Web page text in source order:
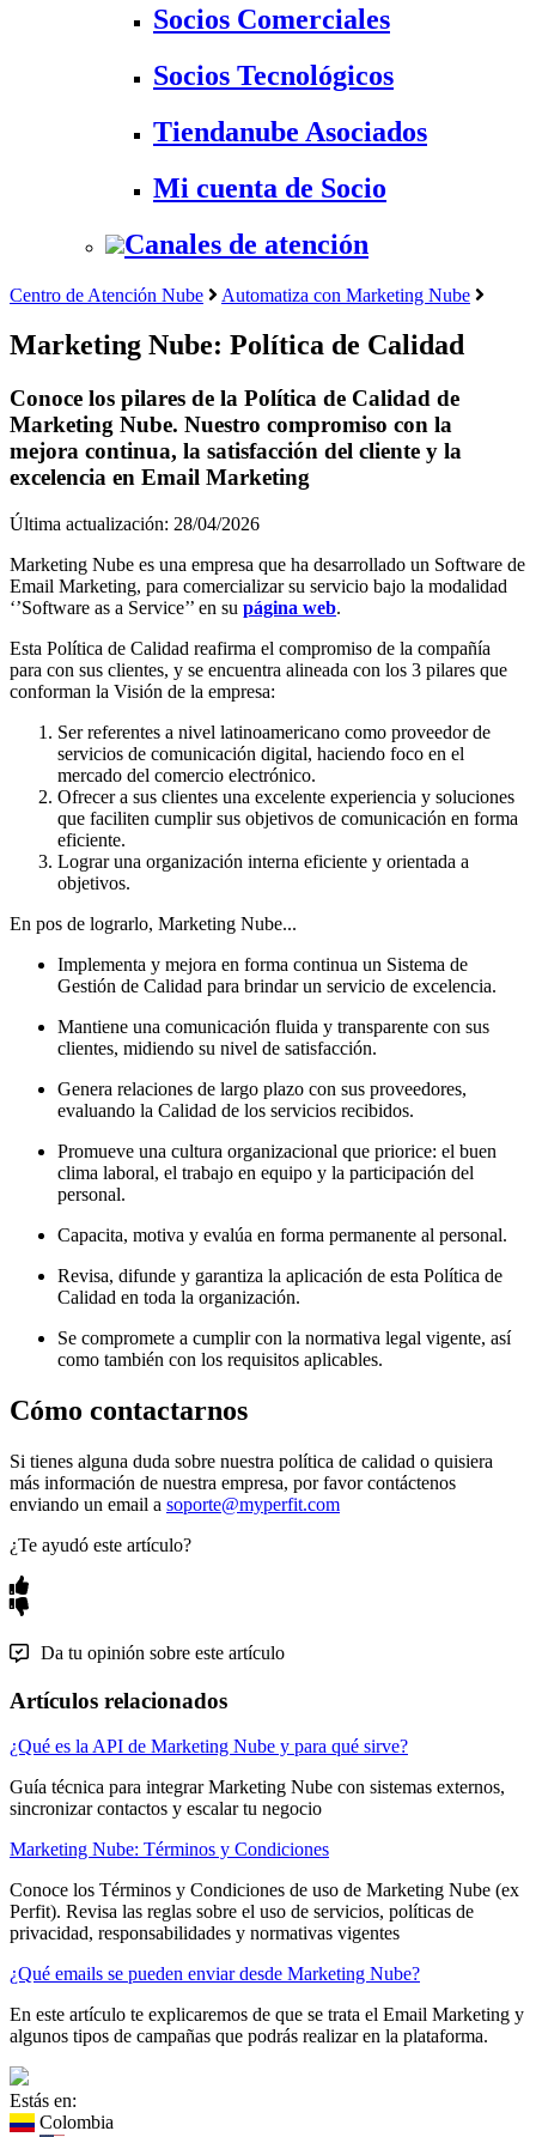
Socios Comerciales
Socios Tecnológicos
Tiendanube Asociados
Mi cuenta de Socio
Canales de atención
Centro de Atención Nube Automatiza con Marketing Nube
Marketing Nube: Política de Calidad
Conoce los pilares de la Política de Calidad de
Marketing Nube. Nuestro compromiso con la
mejora continua, la satisfacción del cliente y la
excelencia en Email Marketing
Última actualización: 28/04/2026
Marketing Nube es una empresa que ha desarrollado un Software de
Email Marketing, para comercializar su servicio bajo la modalidad
‘’Software as a Service’’ en su página web.
Esta Política de Calidad reafirma el compromiso de la compañía
para con sus clientes, y se encuentra alineada con los 3 pilares que
conforman la Visión de la empresa:
Ser referentes a nivel latinoamericano como proveedor de
servicios de comunicación digital, haciendo foco en el
mercado del comercio electrónico.
Ofrecer a sus clientes una excelente experiencia y soluciones
que faciliten cumplir sus objetivos de comunicación en forma
eficiente.
Lograr una organización interna eficiente y orientada a
objetivos.
En pos de lograrlo, Marketing Nube...
Implementa y mejora en forma continua un Sistema de
Gestión de Calidad para brindar un servicio de excelencia.
Mantiene una comunicación fluida y transparente con sus
clientes, midiendo su nivel de satisfacción.
Genera relaciones de largo plazo con sus proveedores,
evaluando la Calidad de los servicios recibidos.
Promueve una cultura organizacional que priorice: el buen
clima laboral, el trabajo en equipo y la participación del
personal.
Capacita, motiva y evalúa en forma permanente al personal.
Revisa, difunde y garantiza la aplicación de esta Política de
Calidad en toda la organización.
Se compromete a cumplir con la normativa legal vigente, así
como también con los requisitos aplicables.
Cómo contactarnos
Si tienes alguna duda sobre nuestra política de calidad o quisiera
más información de nuestra empresa, por favor contáctenos
enviando un email a soporte@myperfit.com
¿Te ayudó este artículo?
Da tu opinión sobre este artículo
Artículos relacionados
¿Qué es la API de Marketing Nube y para qué sirve?
Guía técnica para integrar Marketing Nube con sistemas externos,
sincronizar contactos y escalar tu negocio
Marketing Nube: Términos y Condiciones
Conoce los Términos y Condiciones de uso de Marketing Nube (ex
Perfit). Revisa las reglas sobre el uso de servicios, políticas de
privacidad, responsabilidades y normativas vigentes
¿Qué emails se pueden enviar desde Marketing Nube?
En este artículo te explicaremos de que se trata el Email Marketing y
algunos tipos de campañas que podrás realizar en la plataforma.
Estás en:
Colombia